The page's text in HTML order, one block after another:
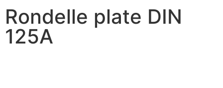
Rondelle plate DIN
125A